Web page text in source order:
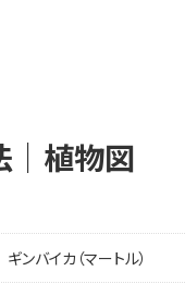
｜植物図
ギンバイカ（マートル）